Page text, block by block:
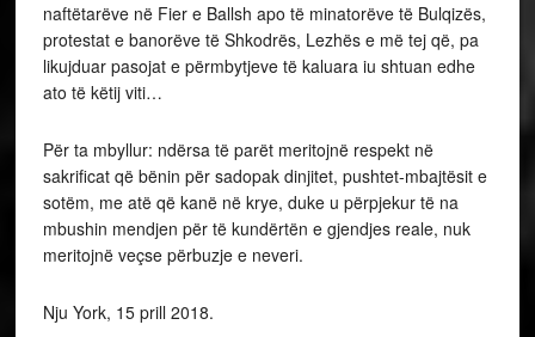
naftëtarëve në Fier e Ballsh apo të minatorëve të Bulqizës,
protestat e banorëve të Shkodrës, Lezhës e më tej që, pa
likujduar pasojat e përmbytjeve të kaluara iu shtuan edhe
ato të këtij viti…
Për ta mbyllur: ndërsa të parët meritojnë respekt në
sakrificat që bënin për sadopak dinjitet, pushtet-mbajtësit e
sotëm, me atë që kanë në krye, duke u përpjekur të na
mbushin mendjen për të kundërtën e gjendjes reale, nuk
meritojnë veçse përbuzje e neveri.
Nju York, 15 prill 2018.